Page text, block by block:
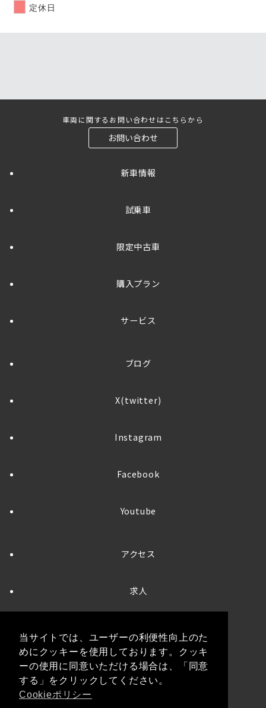
定休日
車両に関するお問い合わせはこちらから
お問い合わせ
新車情報
試乗車
限定中古車
購入プラン
サービス
ブログ
X(twitter)
Instagram
Facebook
Youtube
アクセス
求人
プライバシーポリシー
当サイトでは、ユーザーの利便性向上のた
めにクッキーを使用しております。クッキ
ーの使用に同意いただける場合は、「同意
する」をクリックしてください。
Cookieポリシー